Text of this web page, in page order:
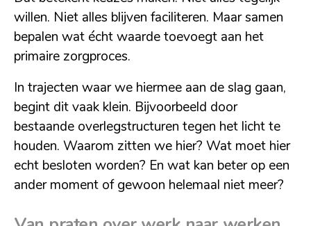
willen. Niet alles blijven faciliteren. Maar samen
bepalen wat écht waarde toevoegt aan het
primaire zorgproces.
In trajecten waar we hiermee aan de slag gaan,
begint dit vaak klein. Bijvoorbeeld door
bestaande overlegstructuren tegen het licht te
houden. Waarom zitten we hier? Wat moet hier
echt besloten worden? En wat kan beter op een
ander moment of gewoon helemaal niet meer?